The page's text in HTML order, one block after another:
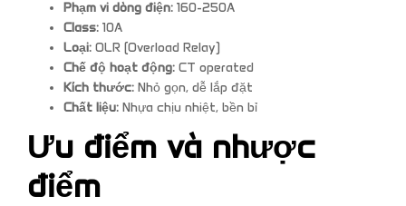
Phạm vi dòng điện: 160-250A
Class: 10A
Loại: OLR (Overload Relay)
Chế độ hoạt động: CT operated
Kích thước: Nhỏ gọn, dễ lắp đặt
Chất liệu: Nhựa chịu nhiệt, bền bỉ
Ưu điểm và nhược
điểm